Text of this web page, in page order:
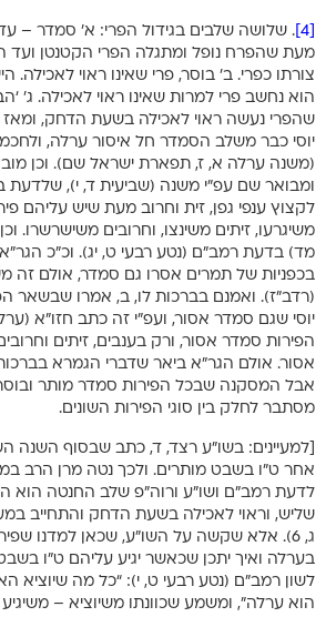
. שלושה שלבים בגידול הפרי: א’ סמדר –
מעת שהפרח נופל ומתגלה הפרי הקטנטן ועד
צורתו כפרי. ב’ בוסר, פרי שאינו ראוי לאכילה.
הוא נחשב פרי למרות שאינו ראוי לאכילה. ג’
שהפרי נעשה ראוי לאכילה בשעת הדחק, ומאז
יוסי כבר משלב הסמדר חל איסור ערלה,
(משנה ערלה א, ז, תפארת ישראל שם). וכן
ומבואר שם עפ”י משנה (שביעית ד, י), שלדעת
לקצוץ ענפי גפן, זית וחרוב מעת שיש עליהם
משיגרעו, זיתים משינצו, וחרובים משישרשרו.
מד) בדעת רמב”ם (נטע רבעי ט, יג). וכ”כ
בכפניות של תמרים אסרו גם סמדר, אולם זה
(רדב”ז). ואמנם בברכות לו, ב, אמרו שבשאר
יוסי שגם סמדר אסור, ועפ”י זה כתב חזו”א
הפירות סמדר אסור, ורק בענבים, זיתים
אסור. אולם הגר”א ביאר שדברי הגמרא
אבל המסקנה שבכל הפירות סמדר מותר
מסתבר לחלק בין סוגי הפירות השונים.
[למעיינים: בשו”ע רצד, ד, כתב שבסוף השנה
אחר ט”ו בשבט מותרים. ולכך נטה מרן הרב
לדעת רמב”ם ושו”ע ורוה”פ שלב החנטה הוא
שליש, וראוי לאכילה בשעת הדחק והתחייב
ג, 6). אלא שקשה על השו”ע, שכאן למדנו
בערלה ואיך יתכן שכאשר יגיע עליהם ט”ו בשבט
לשון רמב”ם (נטע רבעי ט, י): “כל מה שיוציא
הוא ערלה”, ומשמע שכוונתו משיוציא –